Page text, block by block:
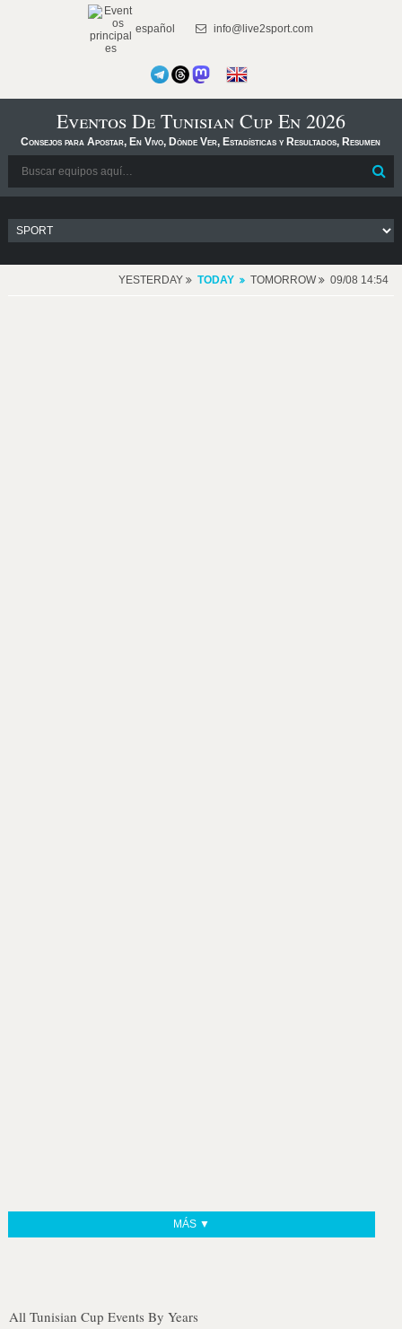
español info@live2sport.com
Eventos De Tunisian Cup En 2026
Consejos para Apostar, En Vivo, Dónde Ver, Estadísticas y Resultados, Resumen
YESTERDAY TODAY TOMORROW 09/08 14:54
MÁS ▼
All Tunisian Cup Events By Years